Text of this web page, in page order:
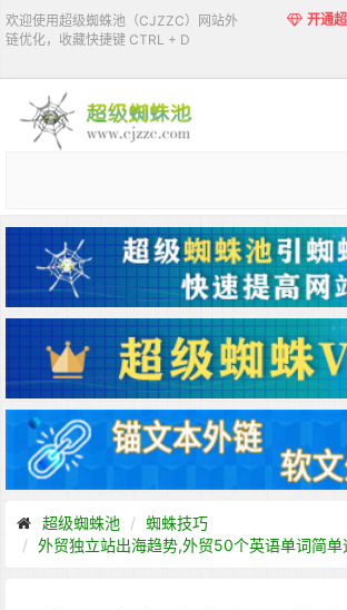
欢迎使用超级蜘蛛池（CJZZC）网站外
链优化，收藏快捷键 CTRL + D
开通
超级蜘蛛池
蜘蛛技巧
外贸独立站出海趋势,外贸50个英语单词简单